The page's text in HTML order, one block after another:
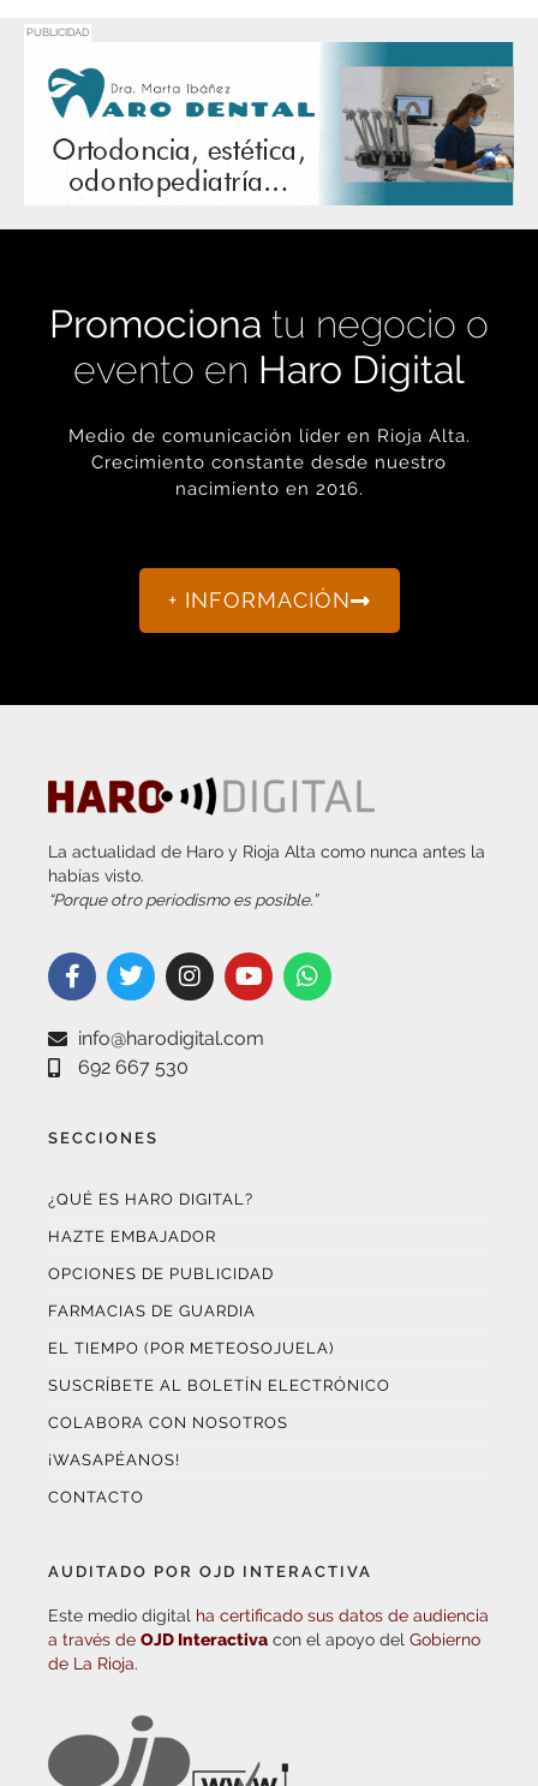
PUBLICIDAD
Promociona tu negocio o
evento en Haro Digital
Medio de comunicación líder en Rioja Alta.
Crecimiento constante desde nuestro
nacimiento en 2016.
+ INFORMACIÓN
La actualidad de Haro y Rioja Alta como nunca antes la
habías visto.
“Porque otro periodismo es posible.”
info@harodigital.com
692 667 530
SECCIONES
¿QUÉ ES HARO DIGITAL?
HAZTE EMBAJADOR
OPCIONES DE PUBLICIDAD
FARMACIAS DE GUARDIA
EL TIEMPO (POR METEOSOJUELA)
SUSCRÍBETE AL BOLETÍN ELECTRÓNICO
COLABORA CON NOSOTROS
¡WASAPÉANOS!
CONTACTO
AUDITADO POR OJD INTERACTIVA
Este medio digital ha certificado sus datos de audiencia
a través de OJD Interactiva con el apoyo del Gobierno
de La Rioja.